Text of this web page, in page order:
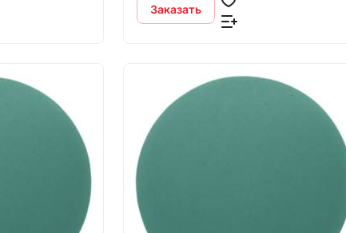
Заказать